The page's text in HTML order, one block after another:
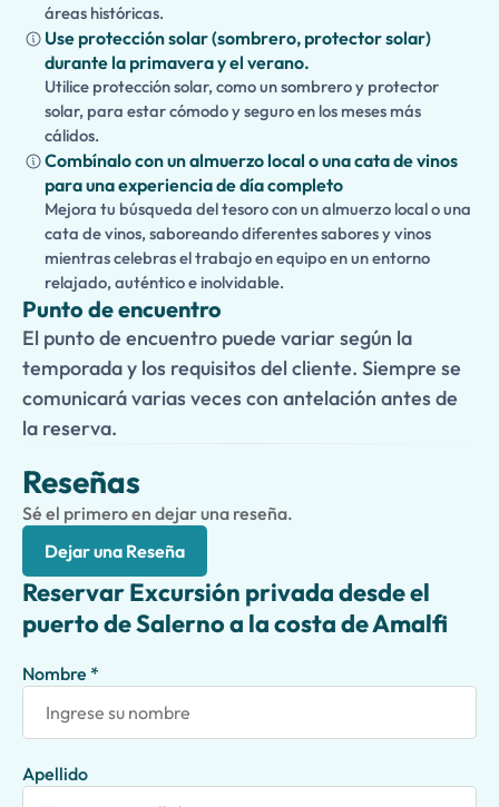
áreas históricas.
Use protección solar (sombrero, protector solar)
durante la primavera y el verano.
Utilice protección solar, como un sombrero y protector
solar, para estar cómodo y seguro en los meses más
cálidos.
Combínalo con un almuerzo local o una cata de vinos
para una experiencia de día completo
Mejora tu búsqueda del tesoro con un almuerzo local o una
cata de vinos, saboreando diferentes sabores y vinos
mientras celebras el trabajo en equipo en un entorno
relajado, auténtico e inolvidable.
Punto de encuentro
El punto de encuentro puede variar según la
temporada y los requisitos del cliente. Siempre se
comunicará varias veces con antelación antes de
la reserva.
Reseñas
Sé el primero en dejar una reseña.
Dejar una Reseña
Reservar Excursión privada desde el
puerto de Salerno a la costa de Amalfi
Nombre *
Apellido